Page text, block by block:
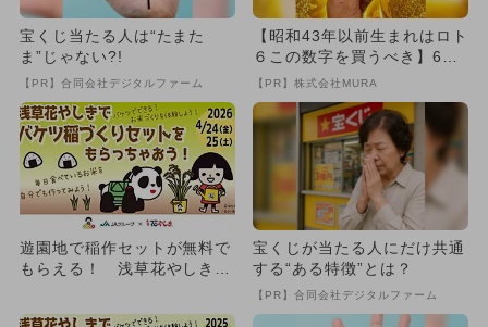
宝くじ当たる人は“たまた
ま”じゃない?!
【PR】合同会社デジタルファーム
【昭和43年以前生まれはロト
６この数字を買うべき】6つ
の数字が「完全一致」する
【PR】株式会社MURA
遊園地で稲作セットが無料で
もらえる！ 浅草花やしきで
宝くじが当たる人にだけ共通
する“ある特徴”とは？
【PR】合同会社デジタルファーム